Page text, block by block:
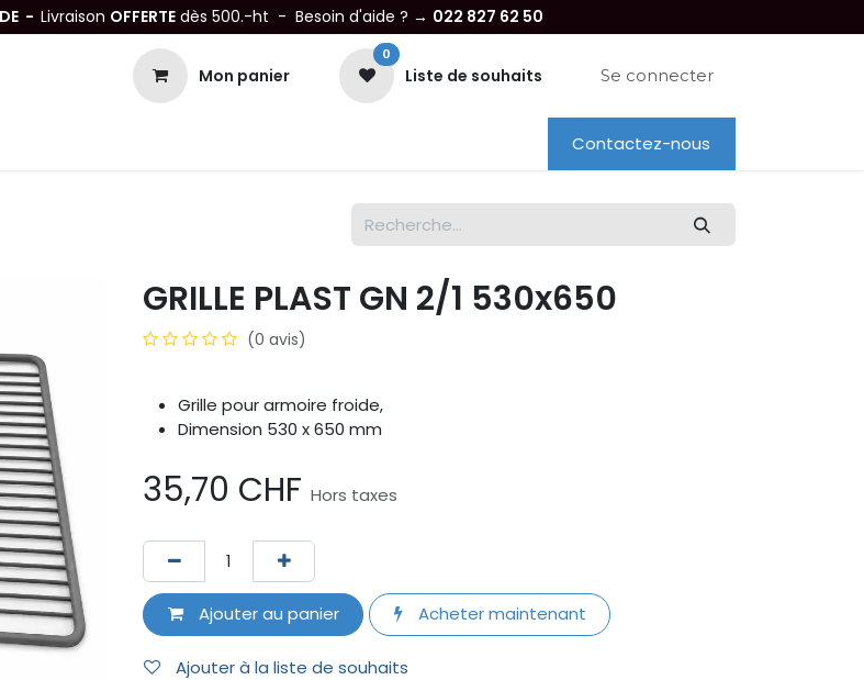
- Livraison OFFERTE dès 500.-ht - Besoin d'aide ? → 022 827 62 50
Mon panier
0
Liste de souhaits Se connecter
Dépannage Location
Contactez-nous
GRILLE PLAST GN 2/1 530x650
(0 avis)
Grille pour armoire froide,
Dimension 530 x 650 mm
35,70 CHF Hors taxes
Ajouter au panier Acheter maintenant
Ajouter à la liste de souhaits